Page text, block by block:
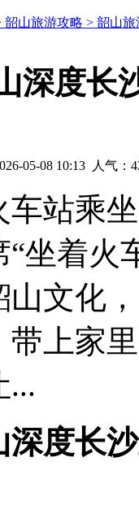
韶山旅游攻略 > 韶山旅
深度长
05-08 10:13 人气：
站乘
坐着火
山文化
带上家
...
度长